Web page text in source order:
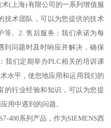
(上海)有限公司的一系列增值服
技术团队，可以为您提供的技术
等。2. 售后服务：我们承诺为每
到问题时及时响应并解决，确保
我们定期举办PLC相关的培训课
水平，使您地应用和运用我们的
的行业经验和知识，可以为您提
用中遇到的问题。
系列产品，作为SIEMENS西